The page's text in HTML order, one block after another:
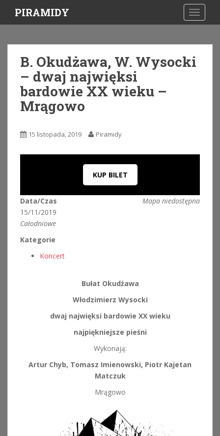
i
PIRAMIDY
B. Okudżawa, W. Wysocki
– dwaj najwięksi
bardowie XX wieku –
Mrągowo
15 listopada, 2019 Piramidy
KUP BILET
Mapa niedostępna
Data/Czas
15/11/2019
Całodniowe
Kategorie
Koncert
Bułat Okudżawa
Włodzimierz Wysocki
dwaj najwięksi bardowie XX wieku
najpiękniejsze pieśni
Wykonają:
Artur Chyb, Tomasz Imienowski, Piotr Kajetan
Matczuk
Mrągowo